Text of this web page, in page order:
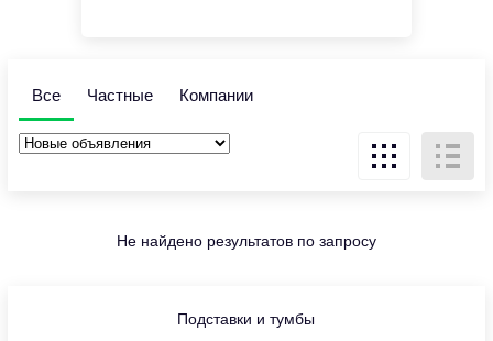
Все Частные Компании
Не найдено результатов по запросу
Подставки и тумбы